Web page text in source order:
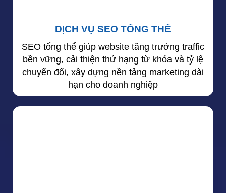
DỊCH VỤ SEO TỔNG THỂ
SEO tổng thể giúp website tăng trưởng traffic
bền vững, cải thiện thứ hạng từ khóa và tỷ lệ
chuyển đổi, xây dựng nền tảng marketing dài
hạn cho doanh nghiệp